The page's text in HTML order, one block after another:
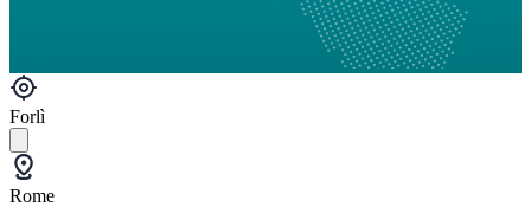
Forlì
Rome